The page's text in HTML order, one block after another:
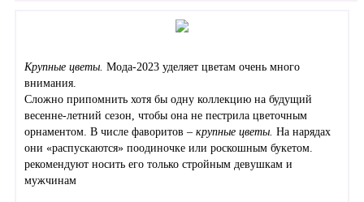
Крупные цветы. Мода-2023 уделяет цветам очень много
внимания.
Сложно припомнить хотя бы одну коллекцию на будущий
весенне-летний сезон, чтобы она не пестрила цветочным
орнаментом. В числе фаворитов – крупные цветы. На нарядах
они «распускаются» поодиночке или роскошным букетом.
рекомендуют носить его только стройным девушкам и
мужчинам